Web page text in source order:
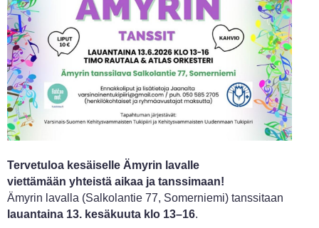
Tervetuloa kesäiselle Ämyrin lavalle
viettämään yhteistä aikaa ja tanssimaan!
Ämyrin lavalla (Salkolantie 77, Somerniemi) tanssitaan
lauantaina 13. kesäkuuta klo 13–16.